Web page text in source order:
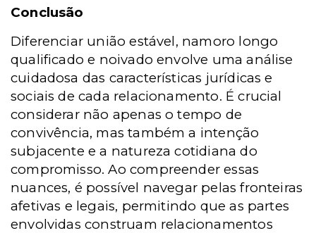
Conclusão
Diferenciar união estável, namoro longo
qualificado e noivado envolve uma análise
cuidadosa das características jurídicas e
sociais de cada relacionamento. É crucial
considerar não apenas o tempo de
convivência, mas também a intenção
subjacente e a natureza cotidiana do
compromisso. Ao compreender essas
nuances, é possível navegar pelas fronteiras
afetivas e legais, permitindo que as partes
envolvidas construam relacionamentos